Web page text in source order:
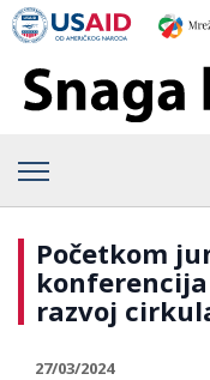
Početkom
konferencija
razvoj
27/03/2024